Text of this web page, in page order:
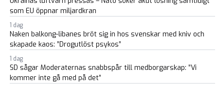
som EU öppnar miljardkran
1 dag
Naken balkong-libanes bröt sig in hos svenskar med kniv och
skapade kaos: ”Drogutlöst psykos”
1 dag
SD sågar Moderaternas snabbspår till medborgarskap: ”Vi
kommer inte gå med på det”